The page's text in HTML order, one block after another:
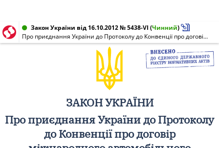
Закон України від 16.10.2012 № 5438-VI (Чинний)
Про приєднання України до Протоколу до Конвенції про договір міжнародного автомобільного перевезення вантажів (КДПВ)